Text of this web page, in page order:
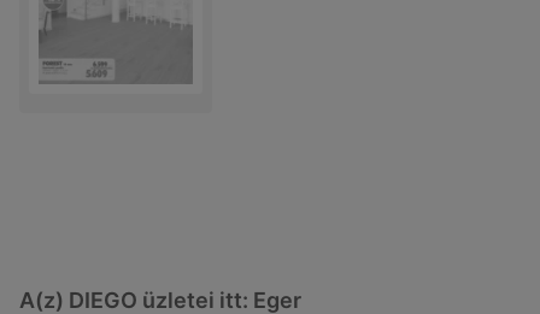
A(z) DIEGO üzletei itt: Eger